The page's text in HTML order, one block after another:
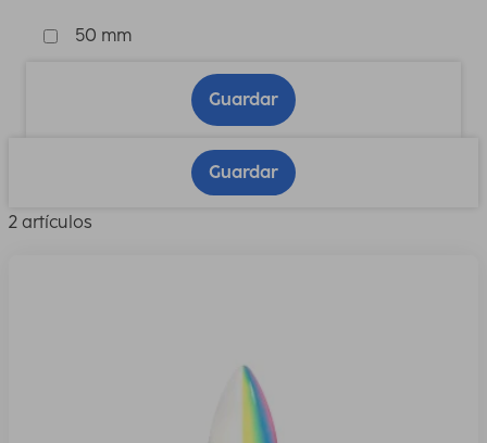
50 mm
Guardar
Guardar
2 artículos